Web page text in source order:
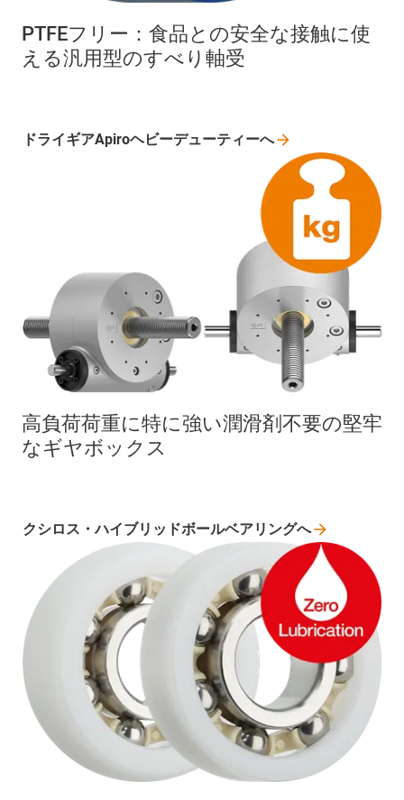
PTFEフリー：食品との安全な接触に使
える汎用型のすべり軸受
高負荷荷重に特に強い潤滑剤不要の堅牢
なギヤボックス
ドライギアApiroヘビーデューティーへ
クシロス・ハイブリッドボールベアリングへ